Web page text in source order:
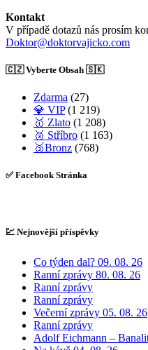
Kontakt
V případě dotazů nás prosím
Doktor@doktorvajicko.com
🇨🇿 Vyberte Obsah 🇸🇰
Zdarma (27)
💎 VIP(1 219)
🥇 Zlato (1 208)
🥈 Stříbro (1 163)
🥉Bronz (768)
✅ Facebook Stránka
💹 Nejnovější příspěvky
Co týden dal? 09. 08. 26
Ranní zprávy 80. 08. 26
Ranní zprávy
Ranní zprávy
Večerní zprávy 05. 08. 26
Ranní zprávy
Adolf Eichmann –